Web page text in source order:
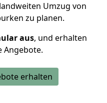
Umzug von
zu planen.
aus, und erhalten
Angebote.
erhalten